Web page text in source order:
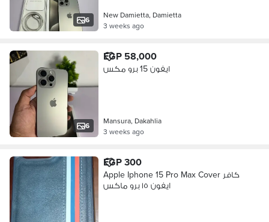
6
New Damietta, Damietta
3 weeks ago
6
EGP 58,000
ايفون 15 برو مكس
Mansura, Dakahlia
3 weeks ago
EGP 300
Apple Iphone 15 Pro Max Cover كافر
ايفون ١٥ برو ماكس